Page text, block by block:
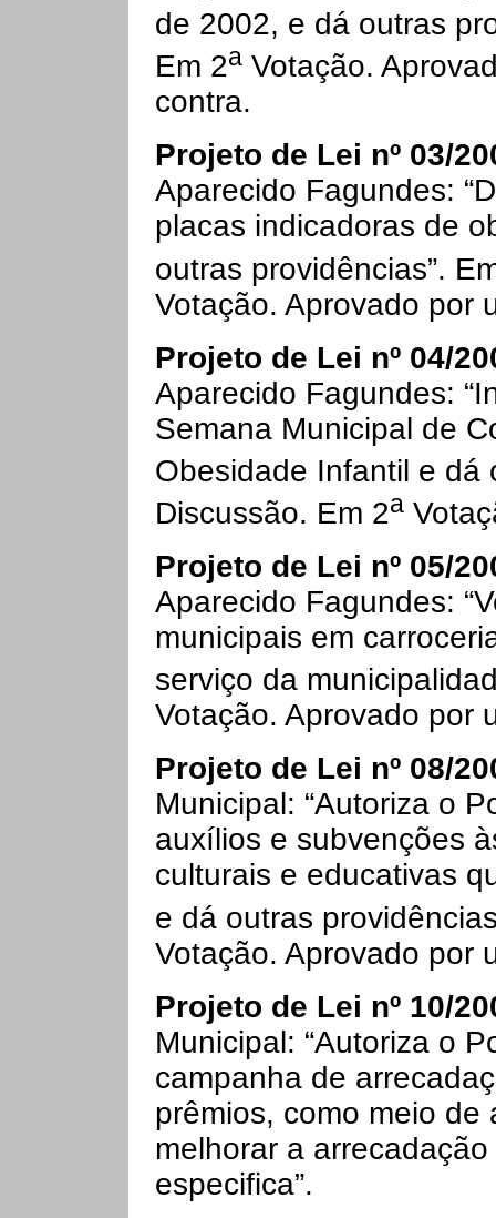
de 2002, e dá outras
Em 2a Votação.
contra.
Projeto de Lei nº 03/
Aparecido Fagundes:
placas indicadoras de
outras providências”.
Votação. Aprovado por
Projeto de Lei nº 04/
Aparecido Fagundes:
Semana Municipal de
Obesidade Infantil e dá
Discussão. Em 2a
Projeto de Lei nº 05/
Aparecido Fagundes:
municipais em
serviço da
Votação. Aprovado por
Projeto de Lei nº 08/
Municipal: “Autoriza o
auxílios e subvenções
culturais e educativas
e dá outras
Votação. Aprovado por
Projeto de Lei nº 10/
Municipal: “Autoriza o
campanha de
prêmios, como meio de
melhorar a
especifica”.